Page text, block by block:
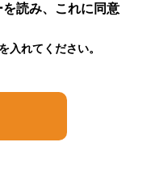
頼内容等、個人
つ又は2つ以上を
人情報は弊社内
読み、これに同意
入れてください。